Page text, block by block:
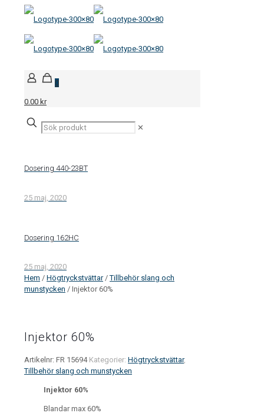
0
0.00 kr
✕
Dosering 440-23BT
25 maj, 2020
Dosering 162HC
25 maj, 2020
Hem / Högtryckstvättar/Tillbehör slang och
munstycken / Injektor 60%
Injektor 60%
Artikelnr: FR 15694 Kategorier: Högtryckstvättar,
Tillbehör slang och munstycken
Injektor 60%
Blandar max 60%